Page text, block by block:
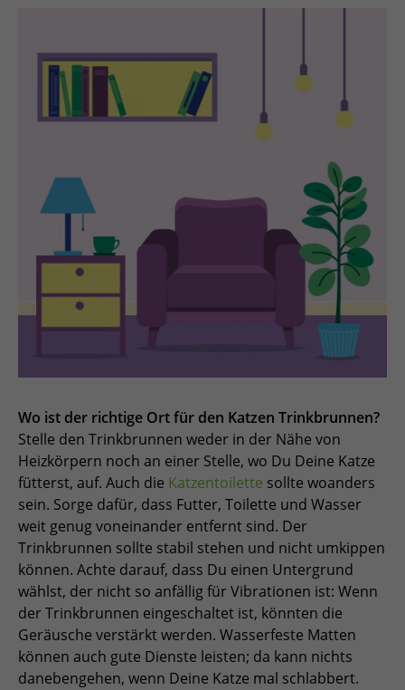
Wo ist der richtige Ort für den Katzen Trinkbrunnen?
Stelle den Trinkbrunnen weder in der Nähe von
Heizkörpern noch an einer Stelle, wo Du Deine Katze
fütterst, auf. Auch die Katzentoilette sollte woanders
sein. Sorge dafür, dass Futter, Toilette und Wasser
weit genug voneinander entfernt sind. Der
Trinkbrunnen sollte stabil stehen und nicht umkippen
können. Achte darauf, dass Du einen Untergrund
wählst, der nicht so anfällig für Vibrationen ist: Wenn
der Trinkbrunnen eingeschaltet ist, könnten die
Geräusche verstärkt werden. Wasserfeste Matten
können auch gute Dienste leisten; da kann nichts
danebengehen, wenn Deine Katze mal schlabbert.